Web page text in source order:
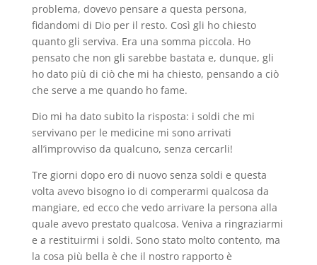
problema, dovevo pensare a questa persona,
fidandomi di Dio per il resto. Così gli ho chiesto
quanto gli serviva. Era una somma piccola. Ho
pensato che non gli sarebbe bastata e, dunque, gli
ho dato più di ciò che mi ha chiesto, pensando a ciò
che serve a me quando ho fame.
Dio mi ha dato subito la risposta: i soldi che mi
servivano per le medicine mi sono arrivati
all’improvviso da qualcuno, senza cercarli!
Tre giorni dopo ero di nuovo senza soldi e questa
volta avevo bisogno io di comperarmi qualcosa da
mangiare, ed ecco che vedo arrivare la persona alla
quale avevo prestato qualcosa. Veniva a ringraziarmi
e a restituirmi i soldi. Sono stato molto contento, ma
la cosa più bella è che il nostro rapporto è